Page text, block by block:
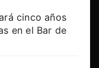
cinco años
en el Bar de